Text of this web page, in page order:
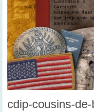
cdip-cousins-